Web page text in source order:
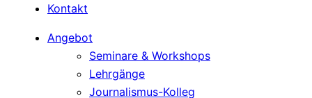
Kontakt
Angebot
Seminare & Workshops
Lehrgänge
Journalismus-Kolleg